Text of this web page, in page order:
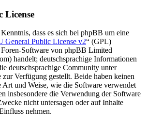
License
dass es sich bei phpBB um eine
General Public License v2“ (GPL)
Foren-Software von phpBB Limited
handelt; deutschsprachige Informationen
deutschsprachige Community unter
Verfügung gestellt. Beide haben keinen
Art und Weise, wie die Software verwendet
insbesondere die Verwendung der Software
nicht untersagen oder auf Inhalte
nehmen.